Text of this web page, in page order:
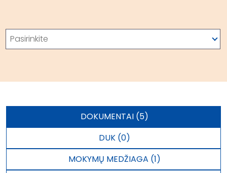
Paieška
Pasirinkite
DOKUMENTAI (5)
DUK (0)
MOKYMŲ MEDŽIAGA (1)